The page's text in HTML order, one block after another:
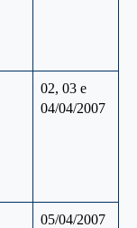
02, 03 e
04/04/2007
05/04/2007